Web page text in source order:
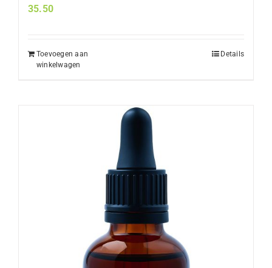
35.50
Toevoegen aan
winkelwagen
Details